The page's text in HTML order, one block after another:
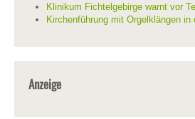
Klinikum Fichtelgebirge warnt vor
Kirchenführung mit Orgelklängen
Anzeige